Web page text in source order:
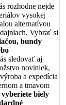
rozhodne nejde
vysokej
alternatívou
Vybrať si
bundy
sledovať aj
noviniek,
a expedícia
a tmavom
biely